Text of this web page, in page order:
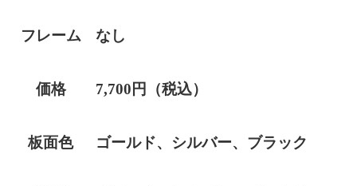
フレーム なし
価格 7,700円（税込）
板面色 ゴールド、シルバー、ブラック